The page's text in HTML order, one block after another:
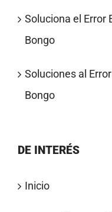
Soluciona el Error
Bongo
Soluciones al
Bongo
DE INTERÉS
Inicio